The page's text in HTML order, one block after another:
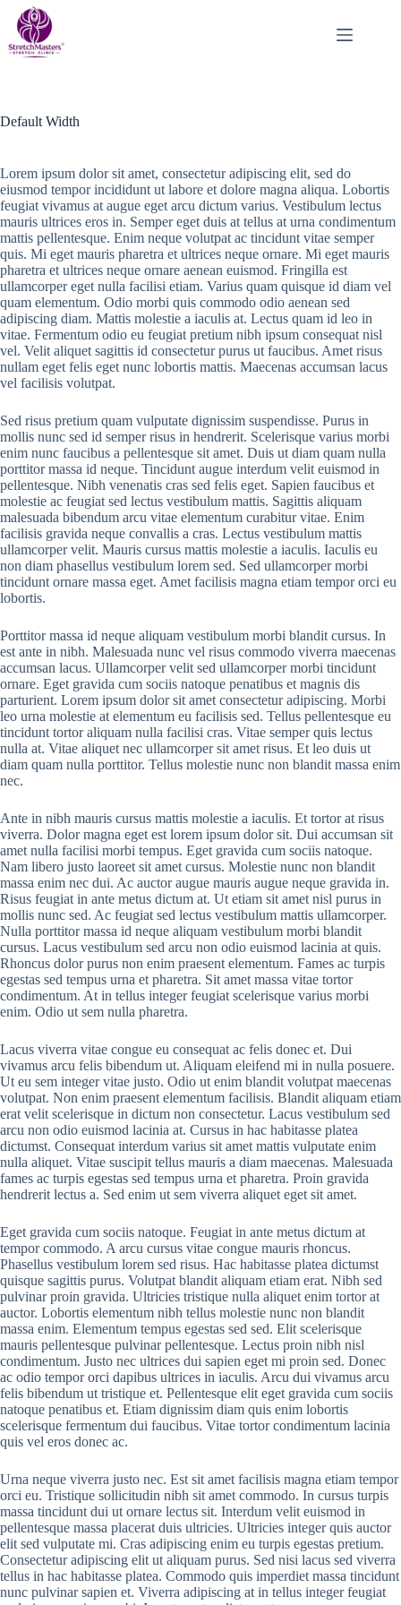
content
Default Width
Lorem ipsum dolor sit amet, consectetur adipiscing elit, sed do
eiusmod tempor incididunt ut labore et dolore magna aliqua. Lobortis
feugiat vivamus at augue eget arcu dictum varius. Vestibulum lectus
mauris ultrices eros in. Semper eget duis at tellus at urna condimentum
mattis pellentesque. Enim neque volutpat ac tincidunt vitae semper
quis. Mi eget mauris pharetra et ultrices neque ornare. Mi eget mauris
pharetra et ultrices neque ornare aenean euismod. Fringilla est
ullamcorper eget nulla facilisi etiam. Varius quam quisque id diam vel
quam elementum. Odio morbi quis commodo odio aenean sed
adipiscing diam. Mattis molestie a iaculis at. Lectus quam id leo in
vitae. Fermentum odio eu feugiat pretium nibh ipsum consequat nisl
vel. Velit aliquet sagittis id consectetur purus ut faucibus. Amet risus
nullam eget felis eget nunc lobortis mattis. Maecenas accumsan lacus
vel facilisis volutpat.
Sed risus pretium quam vulputate dignissim suspendisse. Purus in
mollis nunc sed id semper risus in hendrerit. Scelerisque varius morbi
enim nunc faucibus a pellentesque sit amet. Duis ut diam quam nulla
porttitor massa id neque. Tincidunt augue interdum velit euismod in
pellentesque. Nibh venenatis cras sed felis eget. Sapien faucibus et
molestie ac feugiat sed lectus vestibulum mattis. Sagittis aliquam
malesuada bibendum arcu vitae elementum curabitur vitae. Enim
facilisis gravida neque convallis a cras. Lectus vestibulum mattis
ullamcorper velit. Mauris cursus mattis molestie a iaculis. Iaculis eu
non diam phasellus vestibulum lorem sed. Sed ullamcorper morbi
tincidunt ornare massa eget. Amet facilisis magna etiam tempor orci eu
lobortis.
Porttitor massa id neque aliquam vestibulum morbi blandit cursus. In
est ante in nibh. Malesuada nunc vel risus commodo viverra maecenas
accumsan lacus. Ullamcorper velit sed ullamcorper morbi tincidunt
ornare. Eget gravida cum sociis natoque penatibus et magnis dis
parturient. Lorem ipsum dolor sit amet consectetur adipiscing. Morbi
leo urna molestie at elementum eu facilisis sed. Tellus pellentesque eu
tincidunt tortor aliquam nulla facilisi cras. Vitae semper quis lectus
nulla at. Vitae aliquet nec ullamcorper sit amet risus. Et leo duis ut
diam quam nulla porttitor. Tellus molestie nunc non blandit massa enim
nec.
Ante in nibh mauris cursus mattis molestie a iaculis. Et tortor at risus
viverra. Dolor magna eget est lorem ipsum dolor sit. Dui accumsan sit
amet nulla facilisi morbi tempus. Eget gravida cum sociis natoque.
Nam libero justo laoreet sit amet cursus. Molestie nunc non blandit
massa enim nec dui. Ac auctor augue mauris augue neque gravida in.
Risus feugiat in ante metus dictum at. Ut etiam sit amet nisl purus in
mollis nunc sed. Ac feugiat sed lectus vestibulum mattis ullamcorper.
Nulla porttitor massa id neque aliquam vestibulum morbi blandit
cursus. Lacus vestibulum sed arcu non odio euismod lacinia at quis.
Rhoncus dolor purus non enim praesent elementum. Fames ac turpis
egestas sed tempus urna et pharetra. Sit amet massa vitae tortor
condimentum. At in tellus integer feugiat scelerisque varius morbi
enim. Odio ut sem nulla pharetra.
Lacus viverra vitae congue eu consequat ac felis donec et. Dui
vivamus arcu felis bibendum ut. Aliquam eleifend mi in nulla posuere.
Ut eu sem integer vitae justo. Odio ut enim blandit volutpat maecenas
volutpat. Non enim praesent elementum facilisis. Blandit aliquam etiam
erat velit scelerisque in dictum non consectetur. Lacus vestibulum sed
arcu non odio euismod lacinia at. Cursus in hac habitasse platea
dictumst. Consequat interdum varius sit amet mattis vulputate enim
nulla aliquet. Vitae suscipit tellus mauris a diam maecenas. Malesuada
fames ac turpis egestas sed tempus urna et pharetra. Proin gravida
hendrerit lectus a. Sed enim ut sem viverra aliquet eget sit amet.
Eget gravida cum sociis natoque. Feugiat in ante metus dictum at
tempor commodo. A arcu cursus vitae congue mauris rhoncus.
Phasellus vestibulum lorem sed risus. Hac habitasse platea dictumst
quisque sagittis purus. Volutpat blandit aliquam etiam erat. Nibh sed
pulvinar proin gravida. Ultricies tristique nulla aliquet enim tortor at
auctor. Lobortis elementum nibh tellus molestie nunc non blandit
massa enim. Elementum tempus egestas sed sed. Elit scelerisque
mauris pellentesque pulvinar pellentesque. Lectus proin nibh nisl
condimentum. Justo nec ultrices dui sapien eget mi proin sed. Donec
ac odio tempor orci dapibus ultrices in iaculis. Arcu dui vivamus arcu
felis bibendum ut tristique et. Pellentesque elit eget gravida cum sociis
natoque penatibus et. Etiam dignissim diam quis enim lobortis
scelerisque fermentum dui faucibus. Vitae tortor condimentum lacinia
quis vel eros donec ac.
Urna neque viverra justo nec. Est sit amet facilisis magna etiam tempor
orci eu. Tristique sollicitudin nibh sit amet commodo. In cursus turpis
massa tincidunt dui ut ornare lectus sit. Interdum velit euismod in
pellentesque massa placerat duis ultricies. Ultricies integer quis auctor
elit sed vulputate mi. Cras adipiscing enim eu turpis egestas pretium.
Consectetur adipiscing elit ut aliquam purus. Sed nisi lacus sed viverra
tellus in hac habitasse platea. Commodo quis imperdiet massa tincidunt
nunc pulvinar sapien et. Viverra adipiscing at in tellus integer feugiat